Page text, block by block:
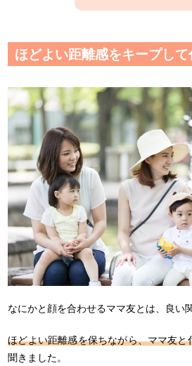
ほどよい距離感をキープし
なにかと顔を合わせるママ友とは、良い
ほどよい距離感を保ちながら、ママ友と
聞きました。